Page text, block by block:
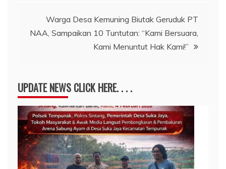
Warga Desa Kemuning Biutak Geruduk PT
NAA, Sampaikan 10 Tuntutan: “Kami Bersuara,
Kami Menuntut Hak Kami!”
UPDATE NEWS CLICK HERE. . . .